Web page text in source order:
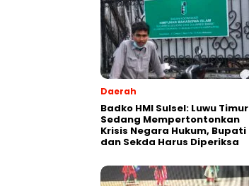
Daerah
Badko HMI Sulsel: Luwu Timur
Sedang Mempertontonkan
Krisis Negara Hukum, Bupati
dan Sekda Harus Diperiksa